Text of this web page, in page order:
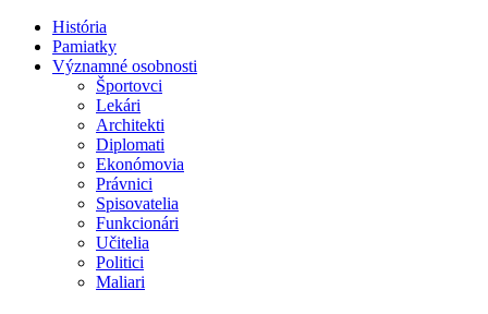
História
Pamiatky
Významné osobnosti
Športovci
Lekári
Architekti
Diplomati
Ekonómovia
Právnici
Spisovatelia
Funkcionári
Učitelia
Politici
Maliari